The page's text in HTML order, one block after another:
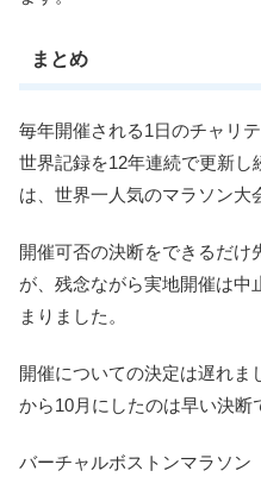
まとめ
毎年開催される1日のチャリ
世界記録を12年連続で更新
は、世界一人気のマラソン大
開催可否の決断をできるだけ
が、残念ながら実地開催は中
まりました。
開催についての決定は遅れま
から10月にしたのは早い決断
バーチャルボストンマラソン